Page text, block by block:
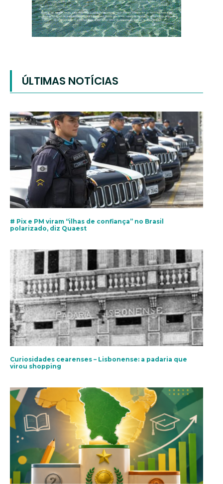
ÚLTIMAS NOTÍCIAS
# Pix e PM viram “ilhas de confiança” no Brasil
polarizado, diz Quaest
Curiosidades cearenses – Lisbonense: a padaria que
virou shopping